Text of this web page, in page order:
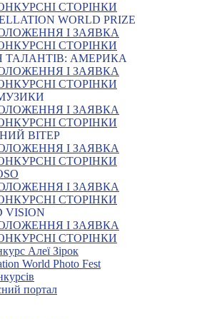
СТОРІНКИ
WORLD PRIZE
І ЗАЯВКА
СТОРІНКИ
ТАЛАНТІВ: АМЕРИКА
І ЗАЯВКА
СТОРІНКИ
І ЗАЯВКА
СТОРІНКИ
ВІТЕР
І ЗАЯВКА
СТОРІНКИ
І ЗАЯВКА
СТОРІНКИ
VISION
І ЗАЯВКА
СТОРІНКИ
Алеї Зірок
World Photo Fest
портал